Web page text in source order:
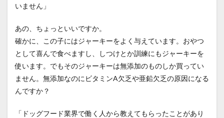
いません」
あの、ちょっといいですか。
確かに、この子にはジャーキーをよく与えています。おやつ
として喜んで食べますし、しつけとか訓練にもジャーキーを
使います。でもそのジャーキーは無添加のものしか買ってい
ません。無添加なのにビタミンA欠乏や亜鉛欠乏の原因になる
んですか？
「ドッグフード業界で働く人から教えてもらったことがあり